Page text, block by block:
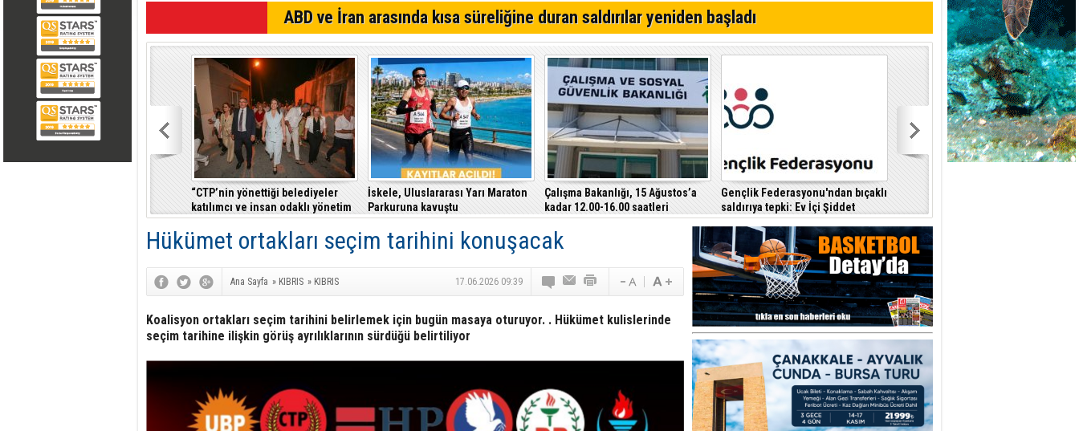
64. Geleneksel Mehmetçik Üzüm Festivali başladı
Özersay, DAÜ-SEN yetkilileriyle bir araya geldi
ABD ve İran arasında kısa süreliğine duran saldırılar yeniden başladı
“CTP’nin yönettiği belediyeler
katılımcı ve insan odaklı yönetim
anlayışıyla fark yaratıyor”
İskele, Uluslararası Yarı Maraton
Parkuruna kavuştu
Çalışma Bakanlığı, 15 Ağustos’a
kadar 12.00-16.00 saatleri
arasında güneş altında çalışmayı
yasakladı
Gençlik Federasyonu'ndan bıçaklı
saldırıya tepki: Ev İçi Şiddet
Yasası hayata geçirilmeli
Hükümet ortakları seçim tarihini konuşacak
Ana Sayfa » KIBRIS » KIBRIS 17.06.2026 09:39
Koalisyon ortakları seçim tarihini belirlemek için bugün masaya oturuyor. . Hükümet kulislerinde
seçim tarihine ilişkin görüş ayrılıklarının sürdüğü belirtiliyor